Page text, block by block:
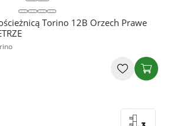
Torino 12B Orzech Prawe